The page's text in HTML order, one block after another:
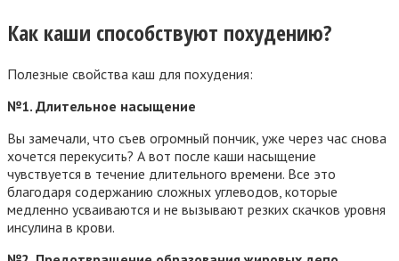
Как каши способствуют похудению?
Полезные свойства каш для похудения:
№1. Длительное насыщение
Вы замечали, что съев огромный пончик, уже через час снова
хочется перекусить? А вот после каши насыщение
чувствуется в течение длительного времени. Все это
благодаря содержанию сложных углеводов, которые
медленно усваиваются и не вызывают резких скачков уровня
инсулина в крови.